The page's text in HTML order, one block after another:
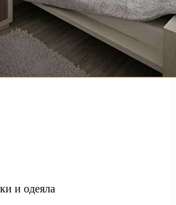
и одеяла